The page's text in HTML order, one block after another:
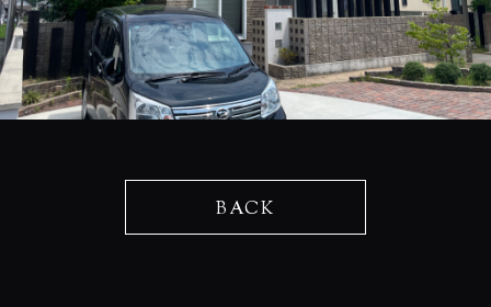
BACK